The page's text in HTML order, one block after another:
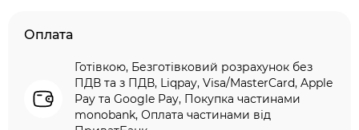
Оплата
Готівкою, Безготівковий розрахунок без
ПДВ та з ПДВ, Liqpay, Visa/MasterCard, Apple
Pay та Google Pay, Покупка частинами
monobank, Оплата частинами від